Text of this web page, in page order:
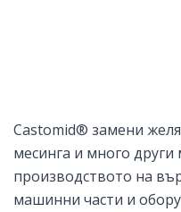
Castomid® замени
месинга и много други
производството на
машинни части и